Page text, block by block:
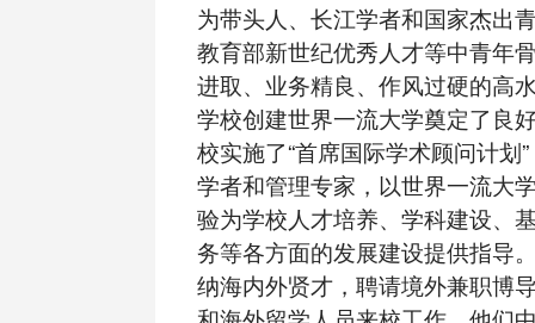
为带头人、长江学者和国家杰出
教育部新世纪优秀人才等中青年
进取、业务精良、作风过硬的高
学校创建世界一流大学奠定了良
校实施了“首席国际学术顾问计划
学者和管理专家，以世界一流大
验为学校人才培养、学科建设、
务等各方面的发展建设提供指导
纳海内外贤才，聘请境外兼职博